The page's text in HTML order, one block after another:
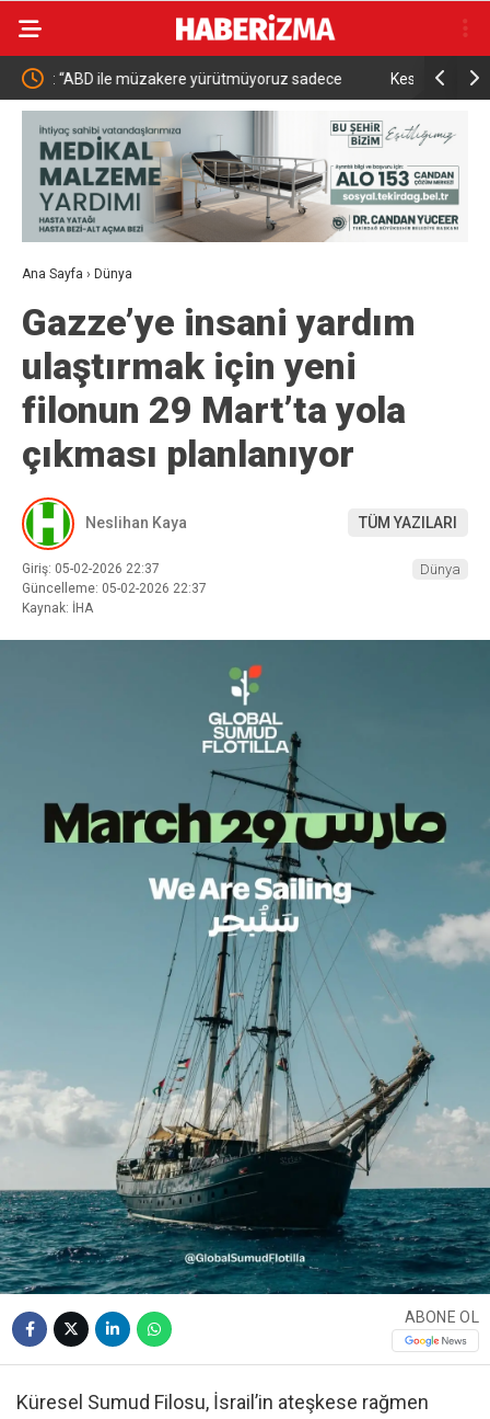
sadece
bulunuyoruz”
Kestel’de yollar yenilenip genişletiliyor
Ana Sayfa › Dünya
Gazze’ye insani yardım
ulaştırmak için yeni
filonun 29 Mart’ta yola
çıkması planlanıyor
Neslihan Kaya TÜM YAZILARI
Giriş: 05-02-2026 22:37
Güncelleme: 05-02-2026 22:37
Kaynak: İHA
Dünya
ABONE OL
Küresel Sumud Filosu, İsrail’in ateşkese rağmen